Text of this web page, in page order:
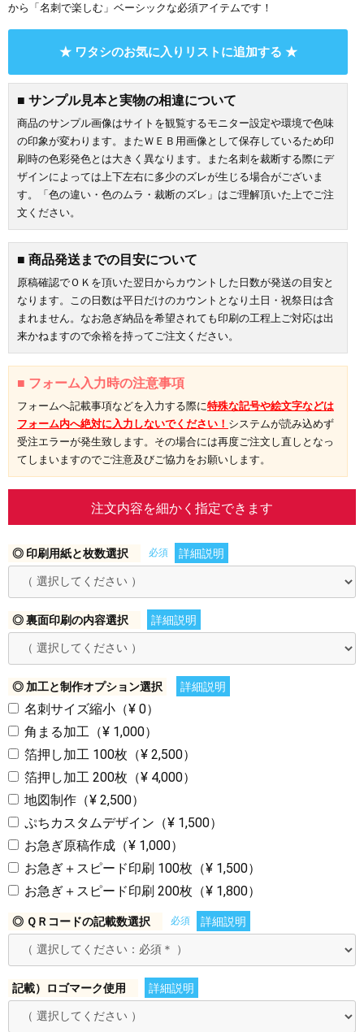
から「名刺で楽しむ」ベーシックな必須アイテムです！
★ ワタシのお気に入りリストに追加する ★
■ サンプル見本と実物の相違について
商品のサンプル画像はサイトを観覧するモニター設定や環境で色味
の印象が変わります。またＷＥＢ用画像として保存しているため印
刷時の色彩発色とは大きく異なります。また名刺を裁断する際にデ
ザインによっては上下左右に多少のズレが生じる場合がございま
す。「色の違い・色のムラ・裁断のズレ」はご理解頂いた上でご注
文ください。
■ 商品発送までの目安について
原稿確認でＯＫを頂いた翌日からカウントした日数が発送の目安と
なります。この日数は平日だけのカウントとなり土日・祝祭日は含
まれません。なお急ぎ納品を希望されても印刷の工程上ご対応は出
来かねますので余裕を持ってご注文ください。
■ フォーム入力時の注意事項
フォームへ記載事項などを入力する際に特殊な記号や絵文字などは
フォーム内へ絶対に入力しないでください！ システムが読み込めず
受注エラーが発生致します。その場合には再度ご注文し直しとなっ
てしまいますのでご注意及びご協力をお願いします。
注文内容を細かく指定できます
◎ 印刷用紙と枚数選択 必須 詳細説明
◎ 裏面印刷の内容選択 詳細説明
◎ 加工と制作オプション選択 詳細説明
名刺サイズ縮小（¥ 0）
角まる加工（¥ 1,000）
箔押し加工 100枚（¥ 2,500）
箔押し加工 200枚（¥ 4,000）
地図制作（¥ 2,500）
ぷちカスタムデザイン（¥ 1,500）
お急ぎ原稿作成（¥ 1,000）
お急ぎ＋スピード印刷 100枚（¥ 1,500）
お急ぎ＋スピード印刷 200枚（¥ 1,800）
◎ ＱＲコードの記載数選択 必須 詳細説明
記載）ロゴマーク使用 詳細説明